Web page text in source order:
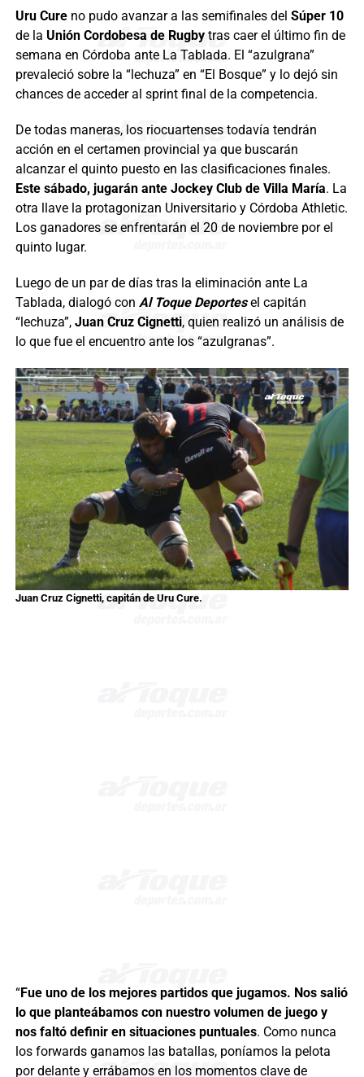
Uru Cure no pudo avanzar a las semifinales del Súper 10
de la Unión Cordobesa de Rugby tras caer el último fin de
semana en Córdoba ante La Tablada. El “azulgrana”
prevaleció sobre la “lechuza” en “El Bosque” y lo dejó sin
chances de acceder al sprint final de la competencia.
De todas maneras, los riocuartenses todavía tendrán
acción en el certamen provincial ya que buscarán
alcanzar el quinto puesto en las clasificaciones finales.
Este sábado, jugarán ante Jockey Club de Villa María. La
otra llave la protagonizan Universitario y Córdoba Athletic.
Los ganadores se enfrentarán el 20 de noviembre por el
quinto lugar.
Luego de un par de días tras la eliminación ante La
Tablada, dialogó con Al Toque Deportesel capitán
“lechuza”, Juan Cruz Cignetti, quien realizó un análisis de
lo que fue el encuentro ante los “azulgranas”.
Juan Cruz Cignetti, capitán de Uru Cure.
“Fue uno de los mejores partidos que jugamos. Nos salió
lo que planteábamos con nuestro volumen de juego y
nos faltó definir en situaciones puntuales. Como nunca
los forwards ganamos las batallas, poníamos la pelota
por delante y errábamos en los momentos clave de